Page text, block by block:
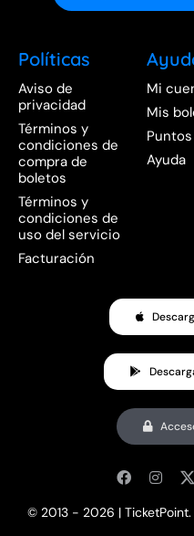
Políticas
Aviso de
privacidad
Términos y
condiciones de
compra de
boletos
Términos y
condiciones de
uso del servicio
Facturación
Mi
Mis
Ayuda
© 2013 - 2026 |